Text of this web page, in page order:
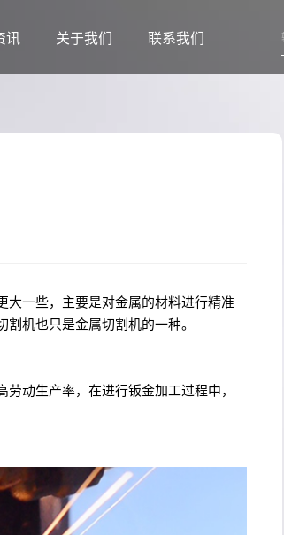
讯 关于我们 联系我们
大一些，主要是对金属的材料进行精准
机也只是金属切割机的一种。
动生产率，在进行钣金加工过程中，